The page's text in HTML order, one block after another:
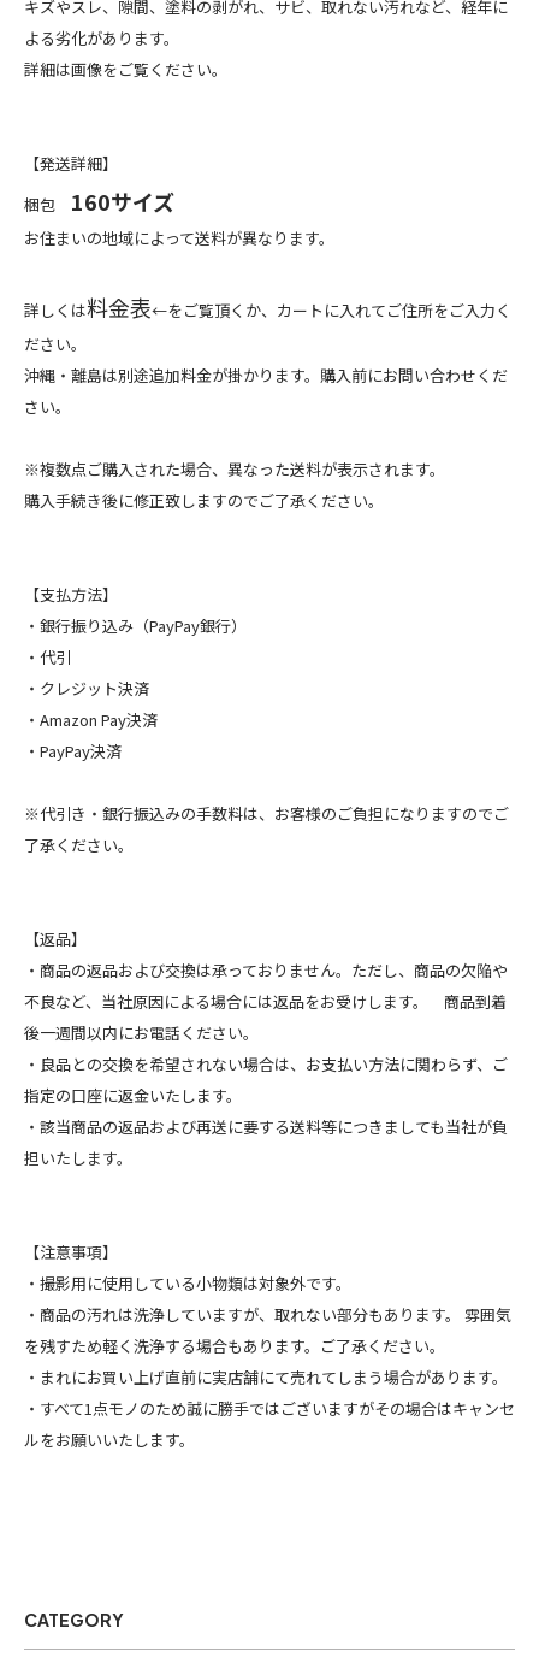
キズやスレ、隙間、塗料の剥がれ、サビ、取れない汚れなど、経年に
よる劣化があります。
詳細は画像をご覧ください。
【発送詳細】
梱包 160サイズ
お住まいの地域によって送料が異なります。
詳しくは料金表←をご覧頂くか、カートに入れてご住所をご入力く
ださい。
沖縄・離島は別途追加料金が掛かります。購入前にお問い合わせくだ
さい。
※複数点ご購入された場合、異なった送料が表示されます。
購入手続き後に修正致しますのでご了承ください。
【支払方法】
・銀行振り込み（PayPay銀行）
・代引
・クレジット決済
・Amazon Pay決済
・PayPay決済
※代引き・銀行振込みの手数料は、お客様のご負担になりますのでご
了承ください。
【返品】
・商品の返品および交換は承っておりません。ただし、商品の欠陥や
不良など、当社原因による場合には返品をお受けします。 商品到着
後一週間以内にお電話ください。
・良品との交換を希望されない場合は、お支払い方法に関わらず、ご
指定の口座に返金いたします。
・該当商品の返品および再送に要する送料等につきましても当社が負
担いたします。
【注意事項】
・撮影用に使用している小物類は対象外です。
・商品の汚れは洗浄していますが、取れない部分もあります。 雰囲気
を残すため軽く洗浄する場合もあります。ご了承ください。
・まれにお買い上げ直前に実店舗にて売れてしまう場合があります。
・すべて1点モノのため誠に勝手ではございますがその場合はキャンセ
ルをお願いいたします。
CATEGORY